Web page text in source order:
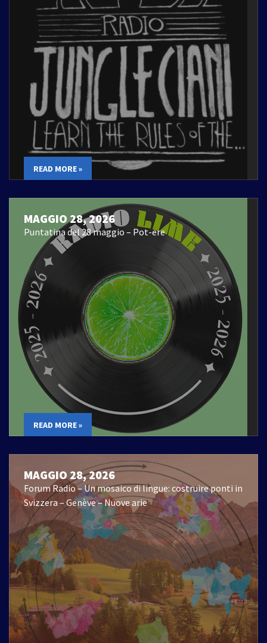
READ MORE »
MAGGIO 28, 2026
Puntatina del 28 maggio – Pot-ere
READ MORE »
MAGGIO 28, 2026
Forum Radio – Un mosaico di lingue: costruire ponti in
Svizzera – Genève – Nuove arie